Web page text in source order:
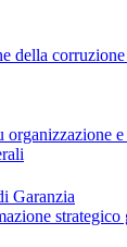
della corruzione
Garanzia
strategico